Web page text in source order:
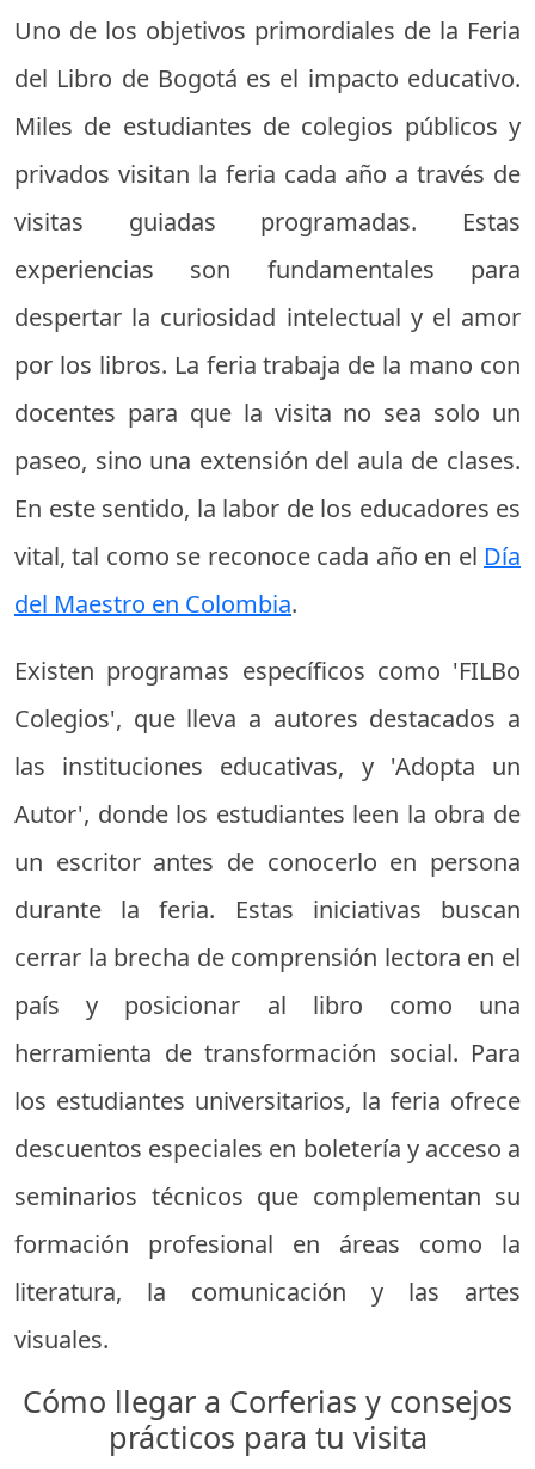
Uno de los objetivos primordiales de la Feria
del Libro de Bogotá es el impacto educativo.
Miles de estudiantes de colegios públicos y
privados visitan la feria cada año a través de
visitas guiadas programadas. Estas
experiencias son fundamentales para
despertar la curiosidad intelectual y el amor
por los libros. La feria trabaja de la mano con
docentes para que la visita no sea solo un
paseo, sino una extensión del aula de clases.
En este sentido, la labor de los educadores es
vital, tal como se reconoce cada año en el Día
del Maestro en Colombia.
Existen programas específicos como 'FILBo
Colegios', que lleva a autores destacados a
las instituciones educativas, y 'Adopta un
Autor', donde los estudiantes leen la obra de
un escritor antes de conocerlo en persona
durante la feria. Estas iniciativas buscan
cerrar la brecha de comprensión lectora en el
país y posicionar al libro como una
herramienta de transformación social. Para
los estudiantes universitarios, la feria ofrece
descuentos especiales en boletería y acceso a
seminarios técnicos que complementan su
formación profesional en áreas como la
literatura, la comunicación y las artes
visuales.
Cómo llegar a Corferias y consejos
prácticos para tu visita